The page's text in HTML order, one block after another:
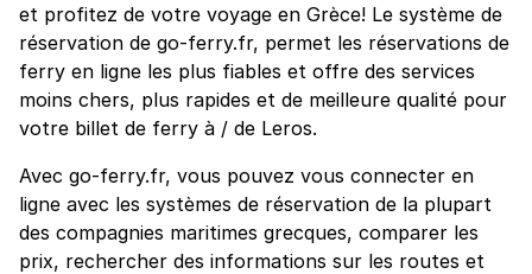
et profitez de votre voyage en Grèce! Le système de
réservation de go-ferry.fr, permet les réservations de
ferry en ligne les plus fiables et offre des services
moins chers, plus rapides et de meilleure qualité pour
votre billet de ferry à / de Leros.
Avec go-ferry.fr, vous pouvez vous connecter en
ligne avec les systèmes de réservation de la plupart
des compagnies maritimes grecques, comparer les
prix, rechercher des informations sur les routes et